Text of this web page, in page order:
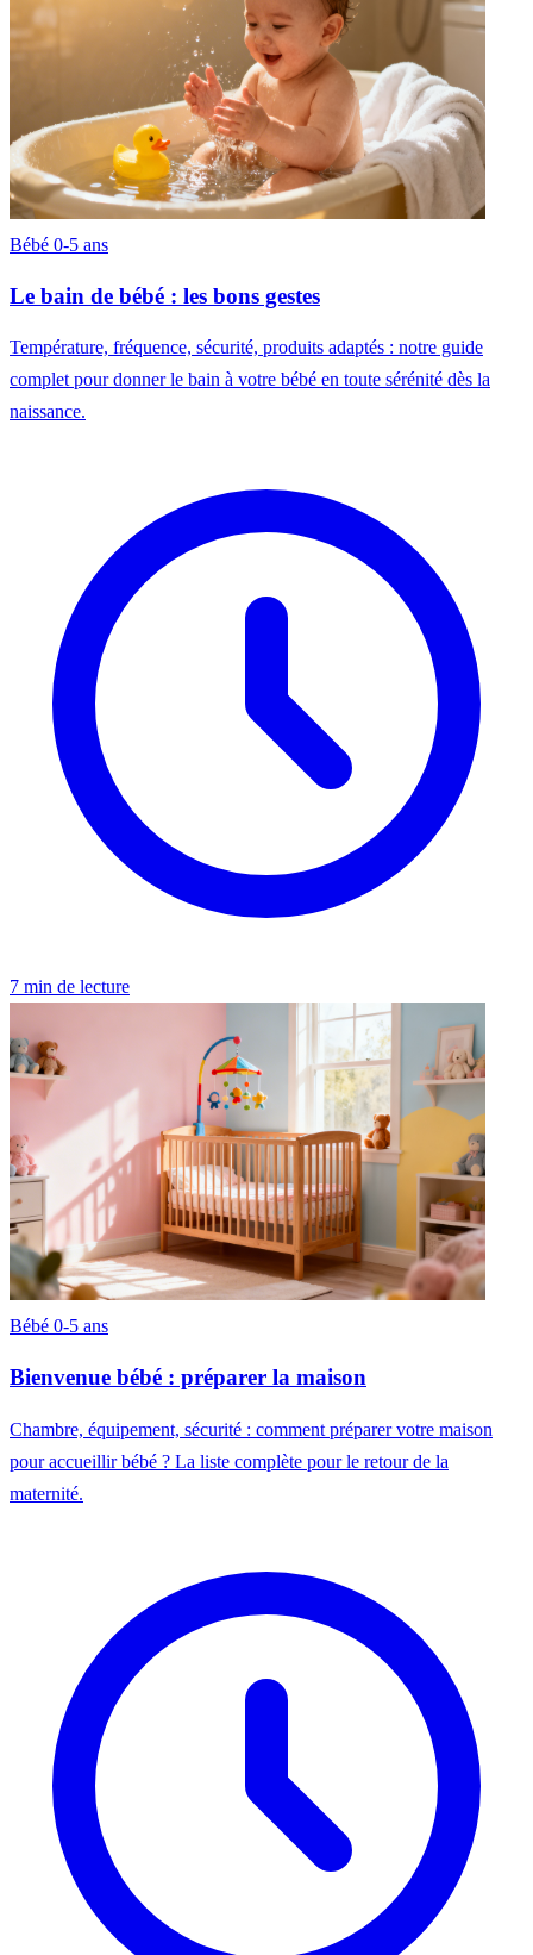
Bébé 0-5 ans
Le bain de bébé : les bons gestes
Température, fréquence, sécurité, produits adaptés : notre guide
complet pour donner le bain à votre bébé en toute sérénité dès la
naissance.
7 min de lecture
Bébé 0-5 ans
Bienvenue bébé : préparer la maison
Chambre, équipement, sécurité : comment préparer votre maison
pour accueillir bébé ? La liste complète pour le retour de la
maternité.